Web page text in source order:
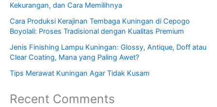
Kekurangan, dan Cara Memilihnya
Cara Produksi Kerajinan Tembaga Kuningan di Cepogo
Boyolali: Proses Tradisional dengan Kualitas Premium
Jenis Finishing Lampu Kuningan: Glossy, Antique, Doff atau
Clear Coating, Mana yang Paling Awet?
Tips Merawat Kuningan Agar Tidak Kusam
Recent Comments